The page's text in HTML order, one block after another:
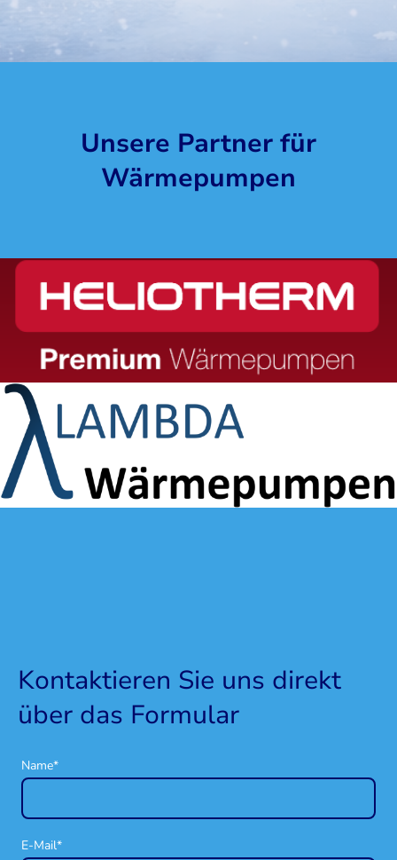
Unsere Partner für
Wärmepumpen
Kontaktieren Sie uns direkt
über das Formular
Name*
E-Mail*